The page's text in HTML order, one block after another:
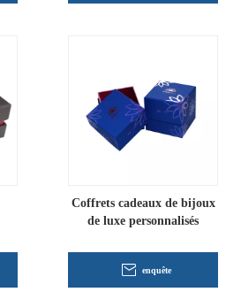
Coffrets cadeaux de bijoux
de luxe personnalisés
enquête